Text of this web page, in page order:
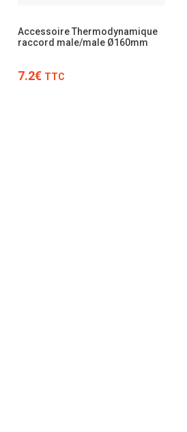
Accessoire Thermodynamique
raccord male/male Ø160mm
7.2€ TTC